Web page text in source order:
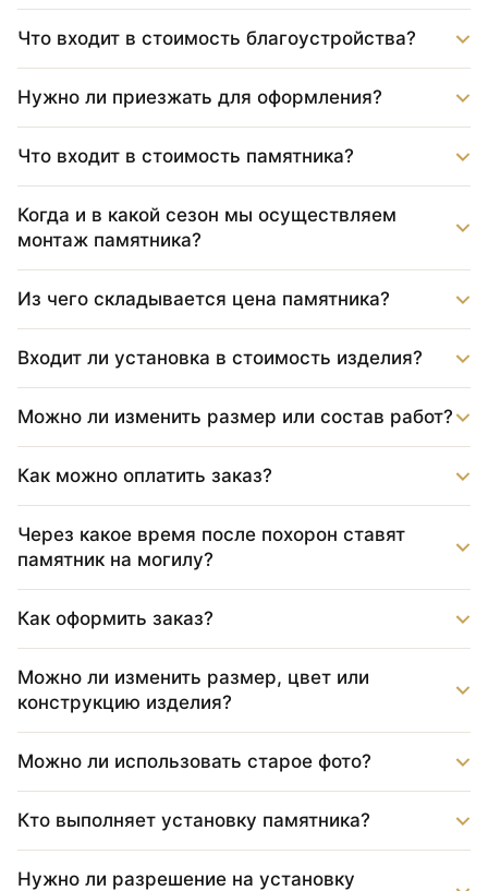
Что входит в стоимость благоустройства?
Нужно ли приезжать для оформления?
Что входит в стоимость памятника?
Когда и в какой сезон мы осуществляем
монтаж памятника?
Из чего складывается цена памятника?
Входит ли установка в стоимость изделия?
Можно ли изменить размер или состав работ?
Как можно оплатить заказ?
Через какое время после похорон ставят
памятник на могилу?
Как оформить заказ?
Можно ли изменить размер, цвет или
конструкцию изделия?
Можно ли использовать старое фото?
Кто выполняет установку памятника?
Нужно ли разрешение на установку